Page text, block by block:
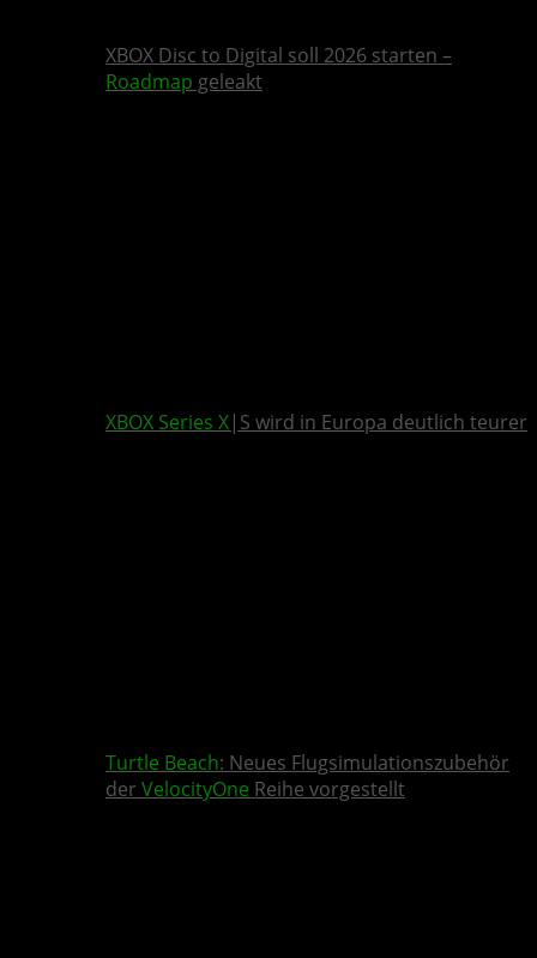
XBOX Disc to Digital soll 2026 starten –
Roadmap geleakt
XBOX Series X|S wird in Europa deutlich teurer
Turtle Beach: Neues Flugsimulationszubehör
der VelocityOne Reihe vorgestellt